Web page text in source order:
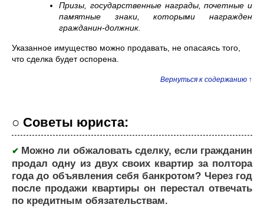
Призы, государственные награды, почетные и
памятные знаки, которыми награжден
гражданин-должник.
Указанное имущество можно продавать, не опасаясь того,
что сделка будет оспорена.
Вернуться к содержанию ↑
○ Советы юриста:
✔ Можно ли обжаловать сделку, если гражданин
продал одну из двух своих квартир за полтора
года до объявления себя банкротом? Через год
после продажи квартиры он перестал отвечать
по кредитным обязательствам.